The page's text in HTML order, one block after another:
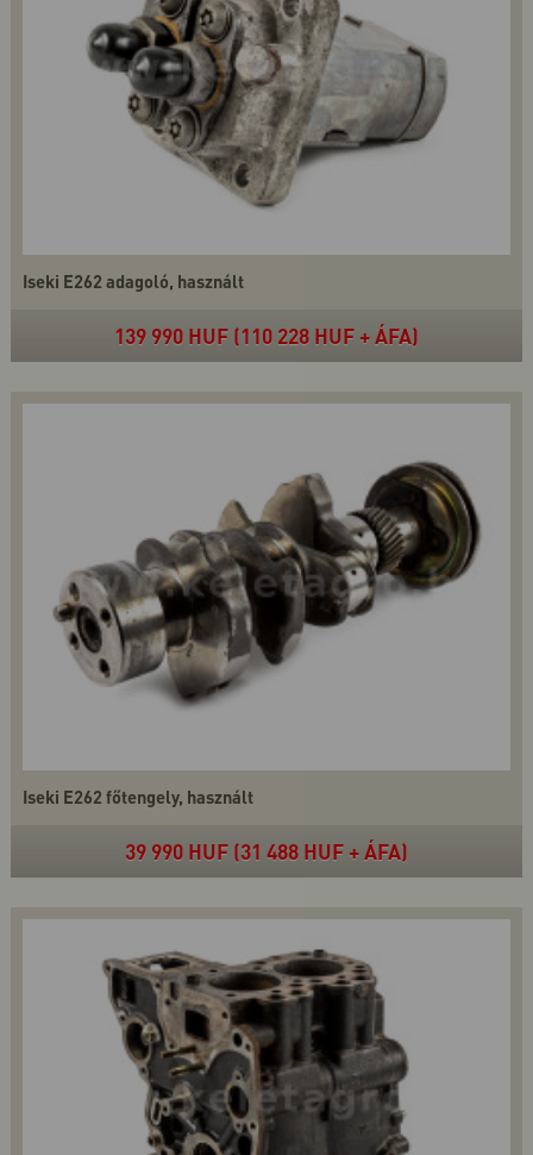
Iseki E262 adagoló, használt
139 990 HUF (110 228 HUF + ÁFA)
Iseki E262 főtengely, használt
39 990 HUF (31 488 HUF + ÁFA)